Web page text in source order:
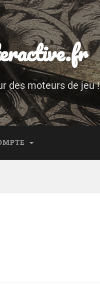
des moteurs de jeu !